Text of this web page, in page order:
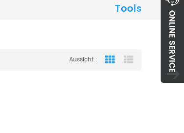
Tools
Aussicht : Grid View